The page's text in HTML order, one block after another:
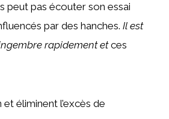
peut pas écouter son essai
par des hanches. Il est
rapidement etces
éliminent l’excès de